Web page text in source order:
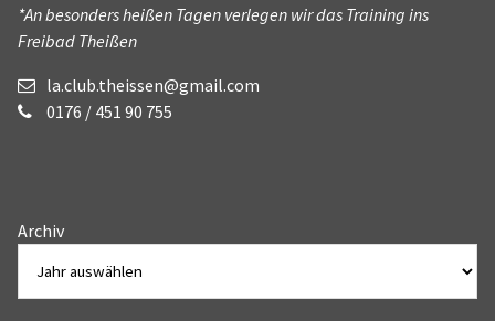
*An besonders heißen Tagen verlegen wir das Training ins
Freibad Theißen
la.club.theissen@gmail.com
0176 / 451 90 755
Archiv